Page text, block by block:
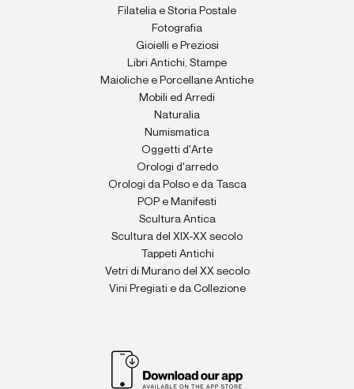
Filatelia e Storia Postale
Fotografia
Gioielli e Preziosi
Libri Antichi, Stampe
Maioliche e Porcellane Antiche
Mobili ed Arredi
Naturalia
Numismatica
Oggetti d'Arte
Orologi d'arredo
Orologi da Polso e da Tasca
POP e Manifesti
Scultura Antica
Scultura del XIX-XX secolo
Tappeti Antichi
Vetri di Murano del XX secolo
Vini Pregiati e da Collezione